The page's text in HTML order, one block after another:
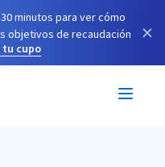
minutos para ver cómo
objetivos de recaudación
tu cupo
×